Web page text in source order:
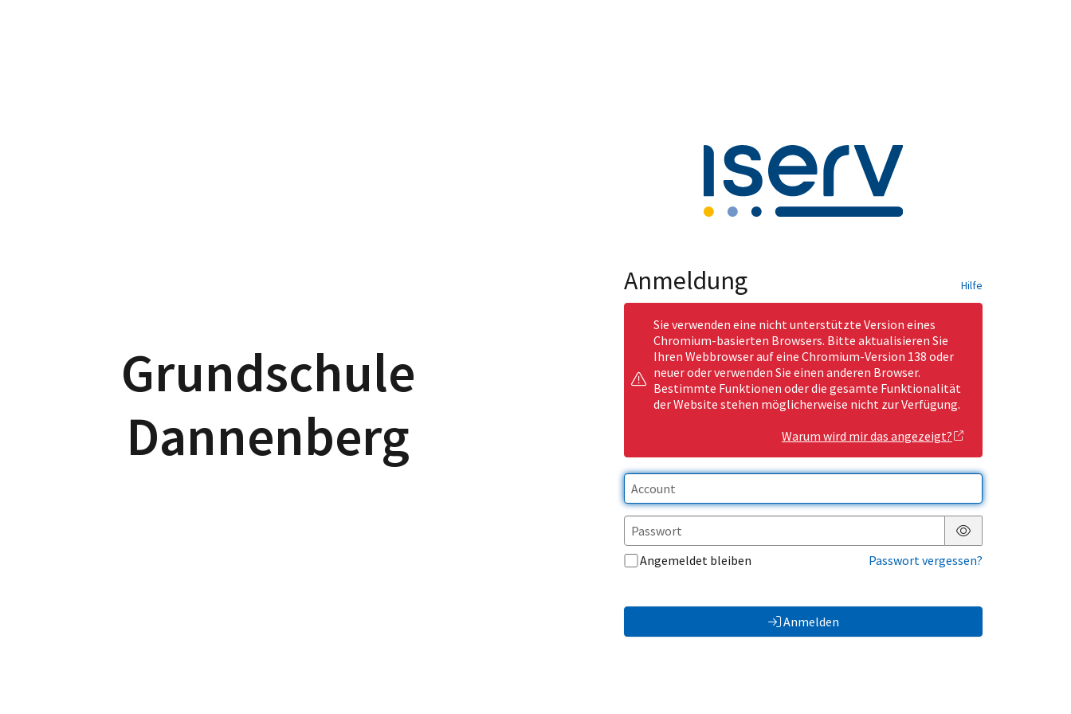
Grundschule
Dannenberg
Anmeldung Hilfe
Sie verwenden eine nicht unterstützte Version eines
Chromium-basierten Browsers. Bitte aktualisieren Sie
Ihren Webbrowser auf eine Chromium-Version 138 oder
neuer oder verwenden Sie einen anderen Browser.
Bestimmte Funktionen oder die gesamte Funktionalität
der Website stehen möglicherweise nicht zur Verfügung.
Warum wird mir das angezeigt?
Passwort anzeigen
Angemeldet bleiben
Passwort vergessen?
Anmelden